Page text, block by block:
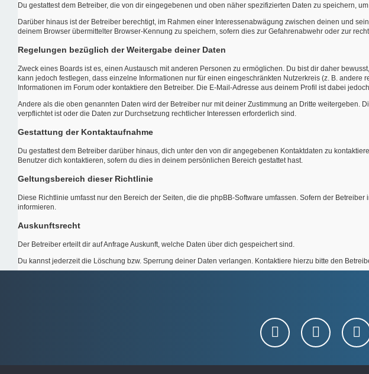
Du gestattest dem Betreiber, die von dir eingegebenen und oben näher spezifizierten Daten zu speichern,
Darüber hinaus ist der Betreiber berechtigt, im Rahmen einer Interessenabwägung zwischen deinen und
deinem Browser übermittelter Browser-Kennung zu speichern, sofern dies zur Gefahrenabwehr oder zur
Regelungen bezüglich der Weitergabe deiner Daten
Zweck eines Boards ist es, einen Austausch mit anderen Personen zu ermöglichen. Du bist dir daher
kann jedoch festlegen, dass einzelne Informationen nur für einen eingeschränkten Nutzerkreis (z. B.
Informationen im Forum oder kontaktiere den Betreiber. Die E-Mail-Adresse aus deinem Profil ist dabei
Andere als die oben genannten Daten wird der Betreiber nur mit deiner Zustimmung an Dritte weitergeben.
verpflichtet ist oder die Daten zur Durchsetzung rechtlicher Interessen erforderlich sind.
Gestattung der Kontaktaufnahme
Du gestattest dem Betreiber darüber hinaus, dich unter den von dir angegebenen Kontaktdaten zu
Benutzer dich kontaktieren, sofern du dies in deinem persönlichen Bereich gestattet hast.
Geltungsbereich dieser Richtlinie
Diese Richtlinie umfasst nur den Bereich der Seiten, die die phpBB-Software umfassen. Sofern der
informieren.
Auskunftsrecht
Der Betreiber erteilt dir auf Anfrage Auskunft, welche Daten über dich gespeichert sind.
Du kannst jederzeit die Löschung bzw. Sperrung deiner Daten verlangen. Kontaktiere hierzu bitte den